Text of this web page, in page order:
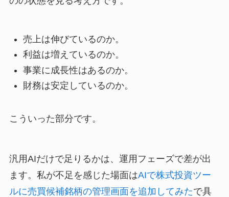
売上は伸びているのか。
利益は増えているのか。
事業に成長性はあるのか。
財務は安定しているのか。
こういった部分です。
汎用AIだけで足りるかは、運用フェーズで差が出
ます。私が不足を感じた場面はAIで株式投資ツー
ルに売買候補銘柄の管理画面を追加してみたで具